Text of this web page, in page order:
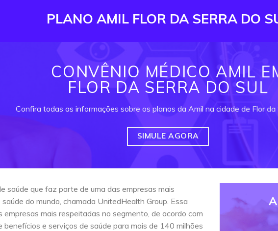
PLANO AMIL FLOR DA SERRA DO
CONVÊNIO MÉDICO AMIL
FLOR DA SERRA DO SUL
Confira todas as informações sobre os planos da Amil na cidade de Flor da
SIMULE AGORA
saúde que faz parte de uma das empresas mais
do mundo, chamada UnitedHealth Group. Essa
mais respeitadas no segmento, de acordo com
benefícios e serviços de saúde para mais de 140 milhões